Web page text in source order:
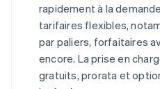
rapidement à la
tarifaires flexibles,
par paliers, forfaitaires
encore. La prise en
gratuits, prorata et